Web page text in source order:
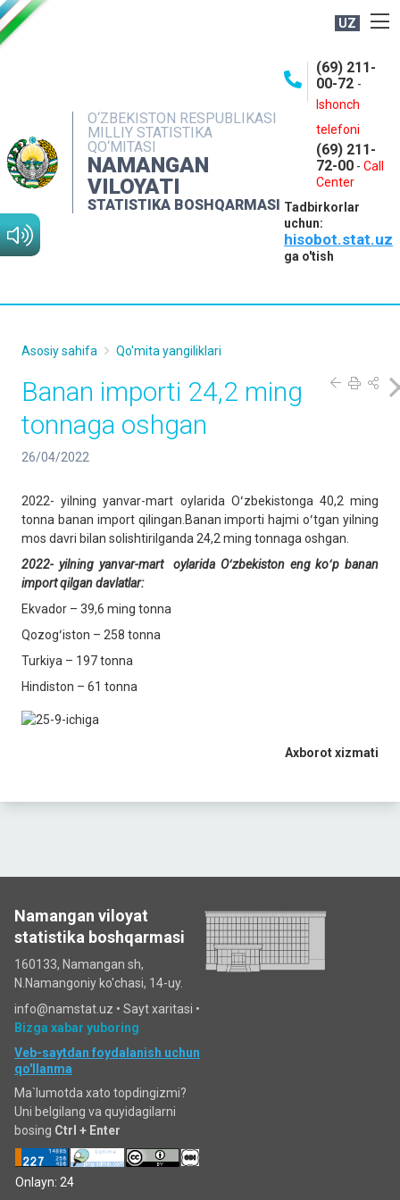
UZ
O‘ZBEKISTON RESPUBLIKASI
MILLIY STATISTIKA
QO‘MITASI
NAMANGAN
VILOYATI
STATISTIKA BOSHQARMASI
(69) 211-
00-72 -
Ishonch
telefoni
(69) 211-
72-00 - Call
Center
Tadbirkorlar
uchun:
hisobot.stat.uz
ga o'tish
NASHRLAR
INTERAKTIV XIZMATLAR
MATBUOT XIZMATI
MUROJAATLAR
Asosiy sahifa Qo'mita yangiliklari
Banan importi 24,2 ming
tonnaga oshgan
26/04/2022
2022- yilning yanvar-mart oylarida Oʻzbekistonga 40,2 ming
tonna banan import qilingan.Banan importi hajmi oʻtgan yilning
mos davri bilan solishtirilganda 24,2 ming tonnaga oshgan.
2022- yilning yanvar-mart oylarida Oʻzbekiston eng koʻp banan
import qilgan davlatlar:
Ekvador – 39,6 ming tonna
Qozogʻiston – 258 tonna
Turkiya – 197 tonna
Hindiston – 61 tonna
Axborot xizmati
Namangan viloyat
statistika boshqarmasi
160133, Namangan sh,
N.Namangoniy ko'chasi, 14-uy.
info@namstat.uz • Sayt xaritasi •
Bizga xabar yuboring
Veb-saytdan foydalanish uchun
qo'llanma
Ma`lumotda xato topdingizmi?
Uni belgilang va quyidagilarni
bosing Ctrl + Enter
Onlayn: 24